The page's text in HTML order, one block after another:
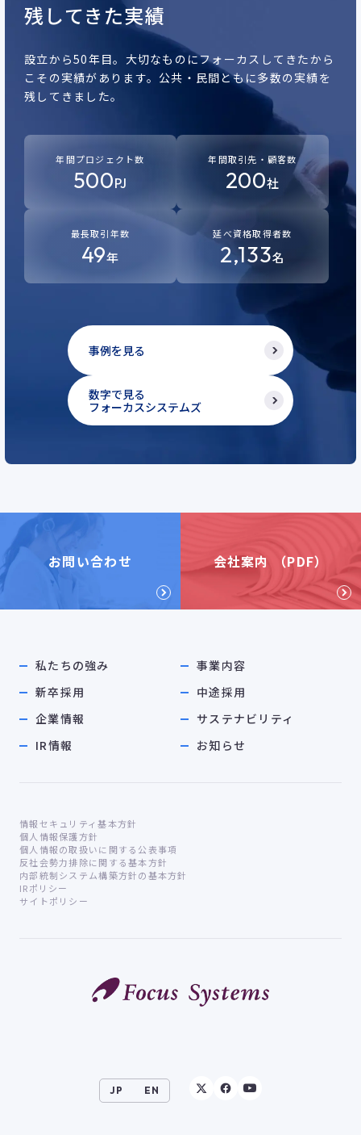
残してきた実績
設立から50年目。 大切なものにフォーカスしてきたから
こその実績があります。 公共・民間ともに多数の実績を
残してきました。
事例を見る
数字で見る
フォーカスシステムズ
年間プロジェクト数
500PJ
年間取引先・顧客数
200社
最長取引年数
49年
延べ資格取得者数
2,133名
お問い合わせ 会社案内 （PDF）
JP EN
私たちの強み
事業内容
新卒採用
中途採用
企業情報
サステナビリティ
IR情報
お知らせ
情報セキュリティ基本方針
個人情報保護方針
個人情報の取扱いに関する公表事項
反社会勢力排除に関する基本方針
内部統制システム構築方針の基本方針
IRポリシー
サイトポリシー